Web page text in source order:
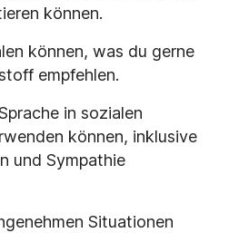
können.
können, was du gerne
empfehlen.
in sozialen
können, inklusive
und Sympathie
Situationen